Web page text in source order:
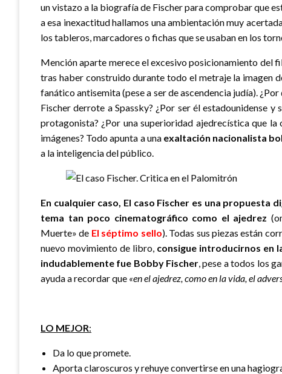
un vistazo a la biografía de Fischer para comprobar que
a esa inexactitud hallamos una ambientación muy
los tableros, marcadores o fichas que se usaban en los
Mención aparte merece el excesivo posicionamiento del
tras haber construido durante todo el metraje la imagen
fanático antisemita (pese a ser de ascendencia judía).
Fischer derrote a Spassky? ¿Por ser él estadounidense
protagonista? ¿Por una superioridad ajedrecística que
imágenes? Todo apunta a una exaltación nacionalista
a la inteligencia del público.
En cualquier caso, El caso Fischer es una
tema tan poco cinematográfico como el ajedrez
Muerte» de El séptimo sello). Todas sus piezas están
nuevo movimiento de libro, consigue introducirnos en
indudablemente fue Bobby Fischer, pese a todos los
ayuda a recordar que «en el ajedrez, como en la vida, el
LO MEJOR:
Da lo que promete.
Aporta claroscuros y rehuye convertirse en una